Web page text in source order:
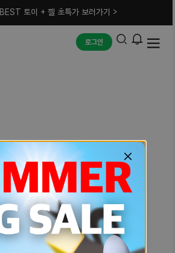
BEST 토이 + 젤 초특가 보러가기 >
로그인
예상치 못한 에러입니다.